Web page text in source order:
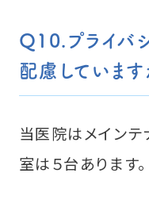
Q10.プライバ
配慮しています
当医院はメインテ
室は５台あります。